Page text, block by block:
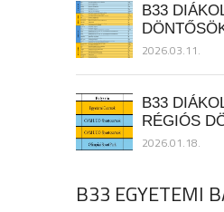
B33
2026.03.11.
B33
RÉGIÓS
2026.01.18.
B33 EGYETEMI